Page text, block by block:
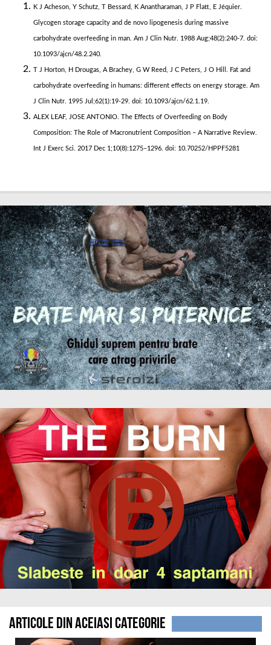
K J Acheson, Y Schutz, T Bessard, K Anantharaman, J P Flatt, E Jéquier.
Glycogen storage capacity and de novo lipogenesis during massive
carbohydrate overfeeding in man. Am J Clin Nutr. 1988 Aug;48(2):240-7. doi:
10.1093/ajcn/48.2.240.
T J Horton, H Drougas, A Brachey, G W Reed, J C Peters, J O Hill. Fat and
carbohydrate overfeeding in humans: different effects on energy storage. Am
J Clin Nutr. 1995 Jul;62(1):19-29. doi: 10.1093/ajcn/62.1.19.
ALEX LEAF, JOSE ANTONIO. The Effects of Overfeeding on Body
Composition: The Role of Macronutrient Composition – A Narrative Review.
Int J Exerc Sci. 2017 Dec 1;10(8):1275–1296. doi: 10.70252/HPPF5281
Articole din aceiasi categorie